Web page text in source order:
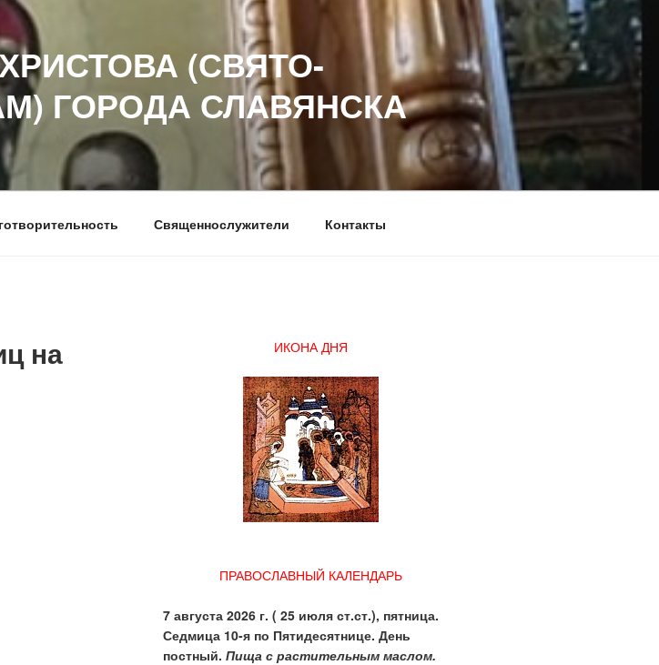
(СВЯТО-
ГОРОДА СЛАВЯНСКА
Священнослужители Контакты
на
ИКОНА ДНЯ
ПРАВОСЛАВНЫЙ КАЛЕНДАРЬ
7 августа 2026 г. ( 25 июля ст.ст.), пятница.
Седмица 10-я по Пятидесятнице. День
постный. Пища с растительным маслом.